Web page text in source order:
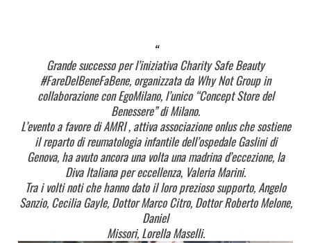
Grande successo per l’iniziativa Charity Safe Beauty
#FareDelBeneFaBene, organizzata da Why Not Group in
collaborazione con EgoMilano, l’unico “Concept Store del
Benessere” di Milano.
L’evento a favore di AMRI , attiva associazione onlus che sostiene
il reparto di reumatologia infantile dell’ospedale Gaslini di
Genova, ha avuto ancora una volta una madrina d’eccezione, la
Diva Italiana per eccellenza, Valeria Marini.
Tra i volti noti che hanno dato il loro prezioso supporto, Angelo
Sanzio, Cecilia Gayle, Dottor Marco Citro, Dottor Roberto Melone,
Daniel
Missori, Lorella Maselli.